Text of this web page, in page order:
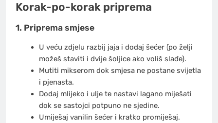
Korak-po-korak priprema
1. Priprema smjese
U veću zdjelu razbij jaja i dodaj šećer (po želji
možeš staviti i dvije šoljice ako voliš slađe).
Mutiti mikserom dok smjesa ne postane svijetla
i pjenasta.
Dodaj mlijeko i ulje te nastavi lagano miješati
dok se sastojci potpuno ne sjedine.
Umiješaj vanilin šećer i kratko promiješaj.